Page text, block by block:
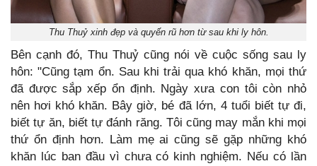
Thu Thuỷ xinh đẹp và quyến rũ hơn từ sau khi ly hôn.
Bên cạnh đó, Thu Thuỷ cũng nói về cuộc sống sau ly
hôn: "Cũng tạm ổn. Sau khi trải qua khó khăn, mọi thứ
đã được sắp xếp ổn định. Ngày xưa con tôi còn nhỏ
nên hơi khó khăn. Bây giờ, bé đã lớn, 4 tuổi biết tự đi,
biết tự ăn, biết tự đánh răng. Tôi cũng may mắn khi mọi
thứ ổn định hơn. Làm mẹ ai cũng sẽ gặp những khó
khăn lúc ban đầu vì chưa có kinh nghiệm. Nếu có lần